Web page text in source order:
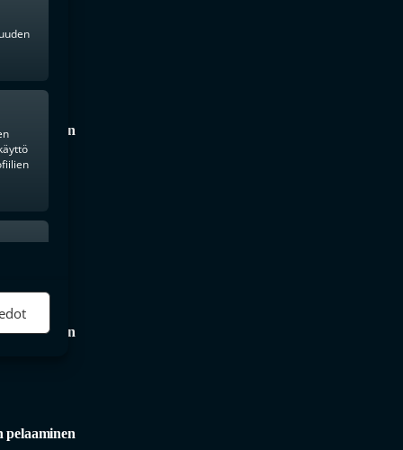
pelaaminen
pelaaminen
pelaaminen